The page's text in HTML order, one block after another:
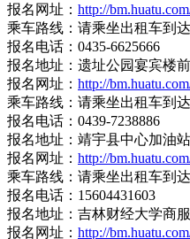
报名网址： http://
乘车路线：请乘坐出租车到达
报名电话：0435-6625666
报名地址：遗址公园宴宾楼前
报名网址： http://
乘车路线：请乘坐出租车到达
报名电话：0439-7238886
报名地址：靖宇县中心加油
报名网址： http://
乘车路线：请乘坐出租车到达
报名电话：15604431603
报名地址：吉林财经大学商
报名网址： http://